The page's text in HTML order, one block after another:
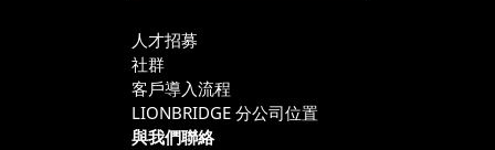
人才招募
社群
客戶導入流程
LIONBRIDGE 分公司位置
與我們聯絡